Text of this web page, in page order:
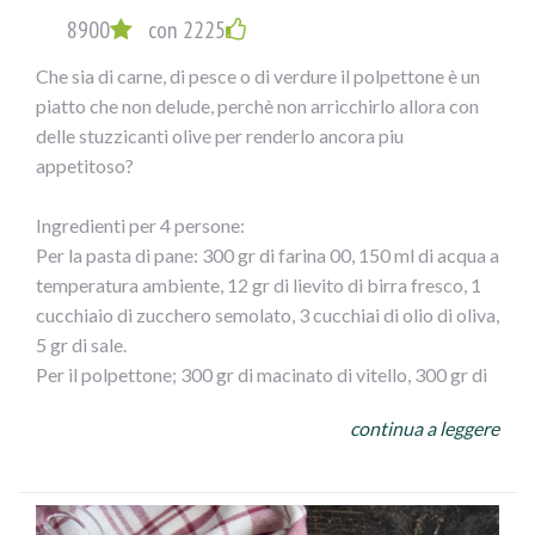
8900 con 2225
Che sia di carne, di pesce o di verdure il polpettone è un
piatto che non delude, perchè non arricchirlo allora con
delle stuzzicanti olive per renderlo ancora piu
appetitoso?
Ingredienti per 4 persone:
Per la pasta di pane: 300 gr di farina 00, 150 ml di acqua a
temperatura ambiente, 12 gr di lievito di birra fresco, 1
cucchiaio di zucchero semolato, 3 cucchiai di olio di oliva,
5 gr di sale.
Per il polpettone; 300 gr di macinato di vitello, 300 gr di
latte, 1 uovo, 1 cucchiaio di pan grattato, 70 gr di
oliva.
continua a leggere